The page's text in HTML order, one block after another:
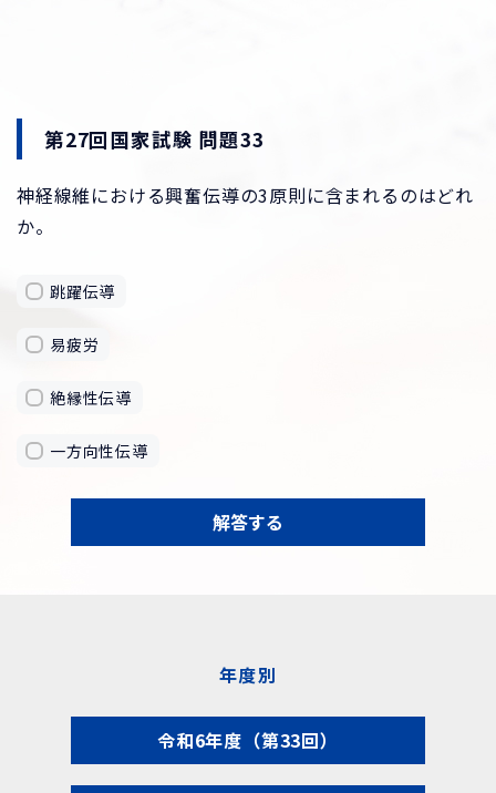
第27回国家試験 問題33
神経線維における興奮伝導の3原則に含まれるのはどれ
か。
跳躍伝導
易疲労
絶縁性伝導
一方向性伝導
解答する
年度別
令和6年度（第33回）